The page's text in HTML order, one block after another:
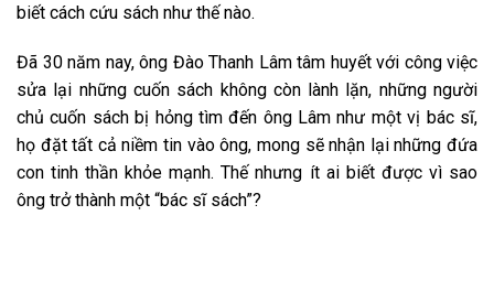
biết cách cứu sách như thế nào.
Đã 30 năm nay, ông Đào Thanh Lâm tâm huyết với công việc
sửa lại những cuốn sách không còn lành lặn, những người
chủ cuốn sách bị hỏng tìm đến ông Lâm như một vị bác sĩ,
họ đặt tất cả niềm tin vào ông, mong sẽ nhận lại những đứa
con tinh thần khỏe mạnh. Thế nhưng ít ai biết được vì sao
ông trở thành một “bác sĩ sách”?